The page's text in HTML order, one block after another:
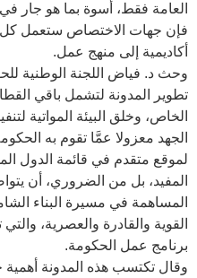
العامة فقط، أسوة بما هو جار
فإن جهات الاختصاص ستعمل كل
أكاديمية إلى منهج عمل.
وحث د. فياض اللجنة الوطنية
تطوير المدونة لتشمل باقي
الخاص، وخلق البيئة المواتية
الجهد معزولا عمَّا تقوم به
لموقع متقدم في قائمة الدول
المفيد، بل من الضروري، أن
المساهمة في مسيرة البناء
القوية والقادرة والعصرية،
برنامج عمل الحكومة.
وقال تكتسب هذه المدونة